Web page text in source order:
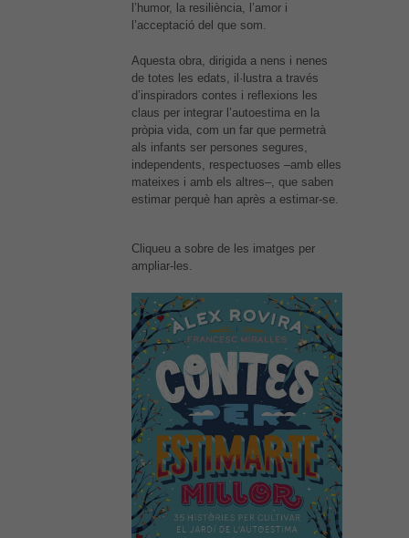
l’humor, la resiliència, l’amor i
l’acceptació del que som.
Aquesta obra, dirigida a nens i nenes
de totes les edats, il·lustra a través
d’inspiradors contes i reflexions les
claus per integrar l’autoestima en la
pròpia vida, com un far que permetrà
als infants ser persones segures,
independents, respectuoses –amb elles
mateixes i amb els altres–, que saben
estimar perquè han après a estimar-se.
Cliqueu a sobre de les imatges per
ampliar-les.